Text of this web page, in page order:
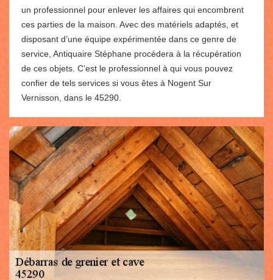
un professionnel pour enlever les affaires qui encombrent
ces parties de la maison. Avec des matériels adaptés, et
disposant d’une équipe expérimentée dans ce genre de
service, Antiquaire Stéphane procédera à la récupération
de ces objets. C’est le professionnel à qui vous pouvez
confier de tels services si vous êtes à Nogent Sur
Vernisson, dans le 45290.